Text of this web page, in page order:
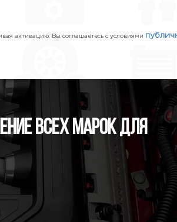
активацию, Вы соглашаетесь с условиями
всех марок для